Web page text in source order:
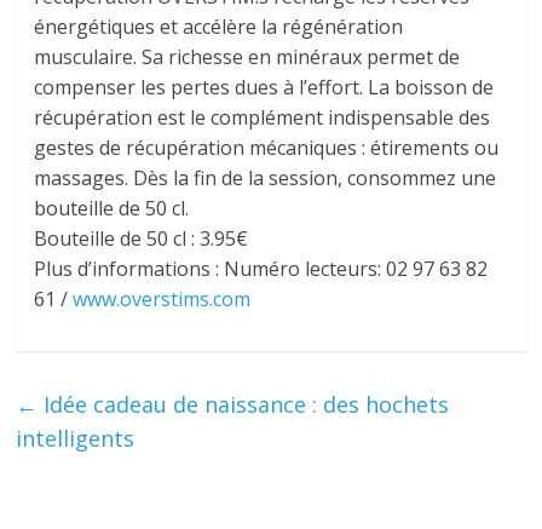
énergétiques et accélère la régénération
musculaire. Sa richesse en minéraux permet de
compenser les pertes dues à l’effort. La boisson de
récupération est le complément indispensable des
gestes de récupération mécaniques : étirements ou
massages. Dès la fin de la session, consommez une
bouteille de 50 cl.
Bouteille de 50 cl : 3.95€
Plus d’informations : Numéro lecteurs: 02 97 63 82
61 /www.overstims.com
← Idée cadeau de naissance : des hochets
intelligents